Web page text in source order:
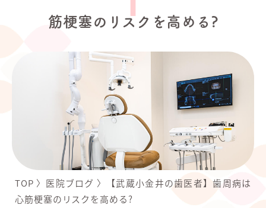
筋梗塞のリスクを高める?
TOP 〉 医院ブログ 〉
【武蔵小金井の歯医者】歯周病は
心筋梗塞のリスクを高める?